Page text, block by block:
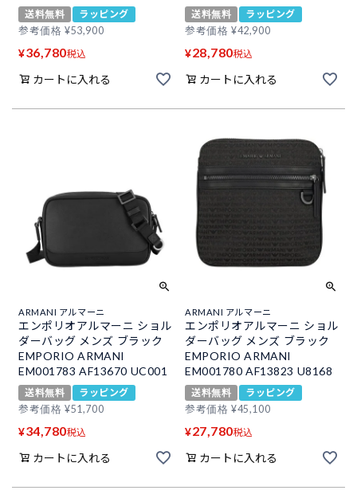
送料無料
ラッピング
参考価格 ¥53,900
¥36,780税込
カートに入れる
送料無料
ラッピング
参考価格 ¥42,900
¥28,780税込
カートに入れる
ARMANI アルマーニ
エンポリオアルマーニ ショル
ダーバッグ メンズ ブラック
EMPORIO ARMANI
EM001783 AF13670 UC001
送料無料
ラッピング
参考価格 ¥51,700
¥34,780税込
カートに入れる
ARMANI アルマーニ
エンポリオアルマーニ ショル
ダーバッグ メンズ ブラック
EMPORIO ARMANI
EM001780 AF13823 U8168
送料無料
ラッピング
参考価格 ¥45,100
¥27,780税込
カートに入れる